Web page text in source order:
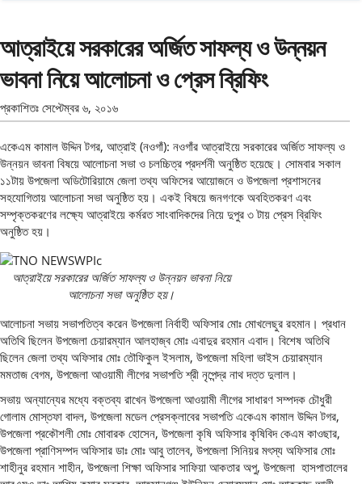
আত্রাইয়ে সরকারের অর্জিত সাফল্য ও উন্নয়ন
ভাবনা নিয়ে আলোচনা ও প্রেস ব্রিফিং
প্রকাশিতঃ সেপ্টেম্বর ৬, ২০১৬
একেএম কামাল উদ্দিন টগর, আত্রাই (নওগাঁ): নওগাঁর আত্রাইয়ে সরকারের অর্জিত সাফল্য ও
উন্নয়ন ভাবনা বিষয়ে আলোচনা সভা ও চলচ্চিত্র প্রদর্শনী অনুষ্ঠিত হয়েছে। সোমবার সকাল
১১টায় উপজেলা অডিটোরিয়ামে জেলা তথ্য অফিসের আয়োজনে ও উপজেলা প্রশাসনের
সহযোগিতায় আলোচনা সভা অনুষ্ঠিত হয়। একই বিষয়ে জনগণকে অবহিতকরণ এবং
সম্পৃক্তকরণের লক্ষ্যে আত্রাইয়ে কর্মরত সাংবাদিকদের নিয়ে দুপুর ৩ টায় প্রেস ব্রিফিং
অনুষ্ঠিত হয়।
আত্রাইয়ে সরকারের অর্জিত সাফল্য ও উন্নয়ন ভাবনা নিয়ে
আলোচনা সভা অনুষ্ঠিত হয়।
আলোচনা সভায় সভাপতিত্ব করেন উপজেলা নির্বাহী অফিসার মোঃ মোখলেছুর রহমান। প্রধান
অতিথি ছিলেন উপজেলা চেয়ারম্যান আলহাজ্ব মোঃ এবাদুর রহমান এবাদ। বিশেষ অতিথি
ছিলেন জেলা তথ্য অফিসার মোঃ তৌফিকুল ইসলাম, উপজেলা মহিলা ভাইস চেয়ারম্যান
মমতাজ বেগম, উপজেলা আওয়ামী লীগের সভাপতি শ্রী নৃপেন্দ্র নাথ দত্ত দুলাল।
সভায় অন্যান্যের মধ্যে বক্তব্য রাখেন উপজেলা আওয়ামী লীগের সাধারণ সম্পদক চৌধুরী
গোলাম মোস্তফা বাদল, উপজেলা মডেল প্রেসক্লাবের সভাপতি একেএম কামাল উদ্দিন টগর,
উপজেলা প্রকৌশলী মোঃ মোবারক হোসেন, উপজেলা কৃষি অফিসার কৃষিবিদ কেএম কাওছার,
উপজেলা প্রাণিসম্পদ অফিসার ডাঃ মোঃ আবু তালেব, উপজেলা সিনিয়র মৎস্য অফিসার মোঃ
শাহীনুর রহমান শাহীন, উপজেলা শিক্ষা অফিসার সাফিয়া আকতার অপু, উপজেলা হাসপাতালের